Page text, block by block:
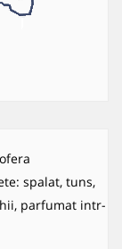
spalat, tuns,
parfumat intr-